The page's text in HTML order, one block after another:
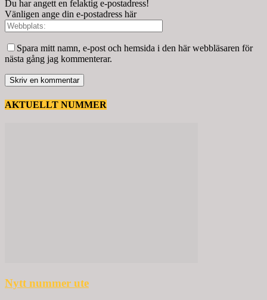
Du har angett en felaktig e-postadress!
Vänligen ange din e-postadress här
Spara mitt namn, e-post och hemsida i den här webbläsaren för
nästa gång jag kommenterar.
AKTUELLT NUMMER
Nytt nummer ute